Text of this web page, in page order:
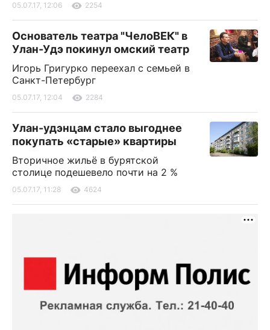
05.07.17, 12:06 2254
Основатель театра "ЧелоВЕК" в
Улан-Удэ покинул омский театр
Игорь Григурко переехал с семьей в
Санкт-Петербург
05.07.17, 12:04 2284
Улан-удэнцам стало выгоднее
покупать «старые» квартиры
Вторичное жильё в бурятской
столице подешевело почти на 2 %
05.07.17, 11:28 4624